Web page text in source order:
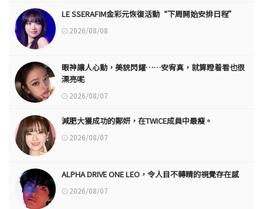
LE SSERAFIM金彩元恢復活動“下周開始安排日程”
2026/08/08
眼神讓人心動，美貌閃耀……安宥真，就算瞪着看也很
漂亮呢
2026/08/07
減肥大獲成功的鄭妍，在TWICE成員中最瘦。
2026/08/07
ALPHA DRIVE ONE LEO，令人目不轉睛的視覺存在感
2026/08/07